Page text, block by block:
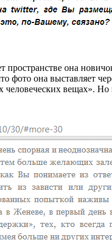
пространстве она
фото она выставляет
вещах».